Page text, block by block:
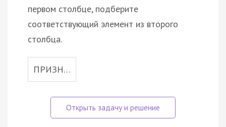
первом столбце, подберите
соответствующий элемент из второго
столбца.
ПРИЗН…